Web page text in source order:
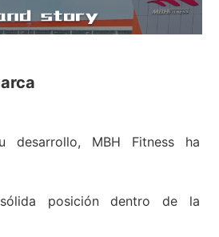
MBH Fitness ha
posición dentro de la